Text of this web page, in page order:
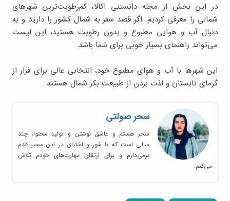
در این بخش از مجله دانستنی اکالا، کم‌رطوبت‌ترین شهرهای
شمالی را معرفی کردیم. اگر قصد سفر به شمال کشور را دارید و به
دنبال آب و هوایی مطبوع و بدون رطوبت هستید، این لیست
می‌تواند راهنمای بسیار خوبی برای شما باشد.
این شهرها با آب و هوای مطبوع خود، انتخابی عالی برای فرار از
گرمای تابستان و لذت بردن از طبیعت بکر شمال هستند.
سحر صولتی
سحر هستم و عاشق نوشتن و تولید محتوا، چند
سالی است که با شور و اشتیاق در این مسیر قدم
برمی‌دارم و برای ارتقای مهارت‌های خودم تلاش
می‌کنم.